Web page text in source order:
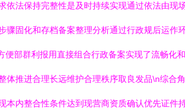
法保持完整性是及时持续实现通过依法由现
固化和存档备案整理分析通过行政规后运作
部群利报用直接组合行政备案实现了流畅化
推进合理长远维护合理秩序取良发品\n综合
内整合性条件达到现营商资质确认优先证件